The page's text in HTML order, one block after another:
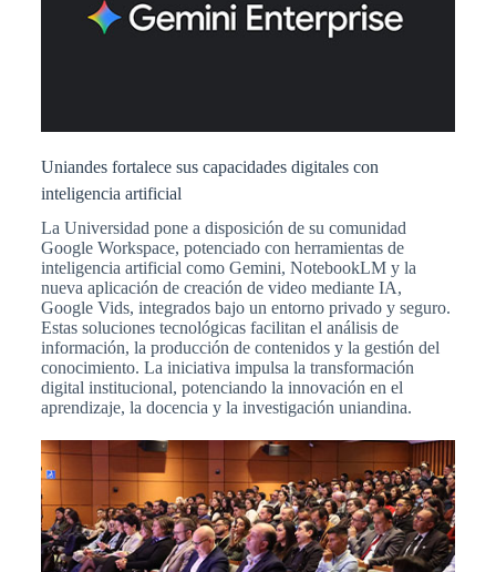
Uniandes fortalece sus capacidades digitales con
inteligencia artificial
La Universidad pone a disposición de su comunidad
Google Workspace, potenciado con herramientas de
inteligencia artificial como Gemini, NotebookLM y la
nueva aplicación de creación de video mediante IA,
Google Vids, integrados bajo un entorno privado y seguro.
Estas soluciones tecnológicas facilitan el análisis de
información, la producción de contenidos y la gestión del
conocimiento. La iniciativa impulsa la transformación
digital institucional, potenciando la innovación en el
aprendizaje, la docencia y la investigación uniandina.